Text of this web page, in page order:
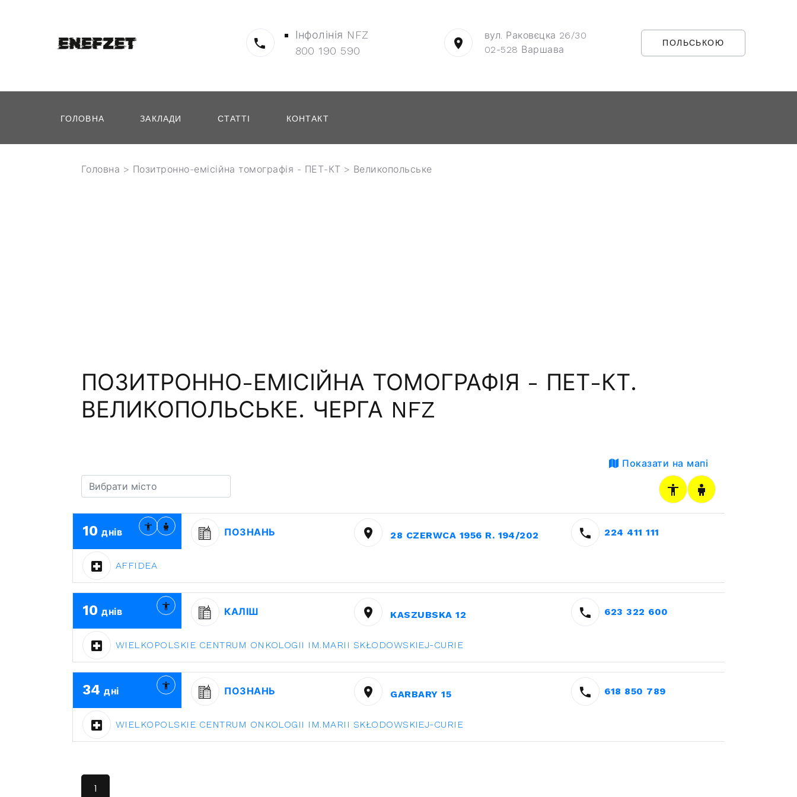
Інфолінія NFZ
800 190 590
вул. Раковєцка 26/30
02-528 Варшава
ПОЛЬСЬКОЮ
ГОЛОВНА ЗАКЛАДИ СТАТТІ КОНТАКТ
Головна > Позитронно-емісійна томографія - ПЕТ-КТ > Великопольське
ПОЗИТРОННО-ЕМІСІЙНА ТОМОГРАФІЯ - ПЕТ-КТ.
ВЕЛИКОПОЛЬСЬКЕ. ЧЕРГА NFZ
Показати на мапі
10 днів ПОЗНАНЬ 28 CZERWCA 1956 R. 194/202 224 411 111
AFFIDEA
10 днів КАЛІШ KASZUBSKA 12 623 322 600
WIELKOPOLSKIE CENTRUM ONKOLOGII IM.MARII SKŁODOWSKIEJ-CURIE
34 дні ПОЗНАНЬ GARBARY 15 618 850 789
WIELKOPOLSKIE CENTRUM ONKOLOGII IM.MARII SKŁODOWSKIEJ-CURIE
1